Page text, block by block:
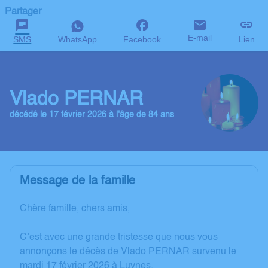
Partager
SMS WhatsApp Facebook E-mail Lien
Vlado PERNAR
décédé le 17 février 2026 à l'âge de 84 ans
Message de la famille
Chère famille, chers amis,
C’est avec une grande tristesse que nous vous
annonçons le décès de Vlado PERNAR survenu le